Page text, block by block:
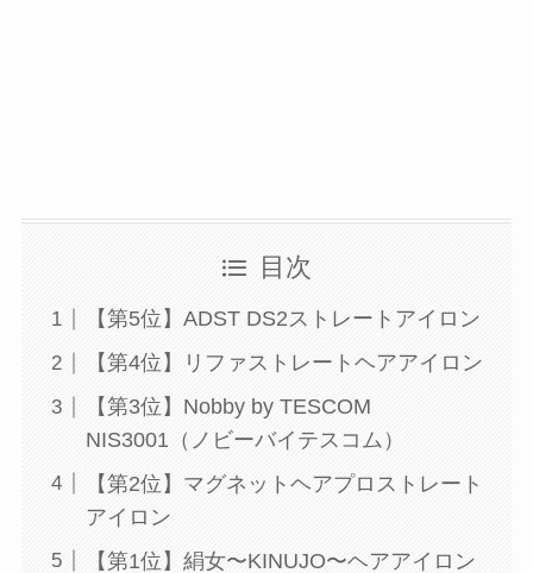
目次
【第5位】ADST DS2ストレートアイロン
【第4位】リファストレートヘアアイロン
【第3位】Nobby by TESCOM
NIS3001（ノビーバイテスコム）
【第2位】マグネットヘアプロストレート
アイロン
【第1位】絹女〜KINUJO〜ヘアアイロン